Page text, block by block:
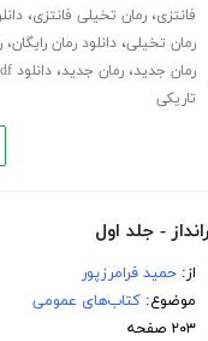
فانتزی،رمان تخیلی فانتزی،
رمان تخیلی،دانلود رمان رایگان،
رمان جدید،رمان جدید،دانلود pdf رمان
تاریکی
- جلد اول
از:حمید فرامرزپور
موضوع:کتاب‌های عمومی
۲۰۳ صفحه